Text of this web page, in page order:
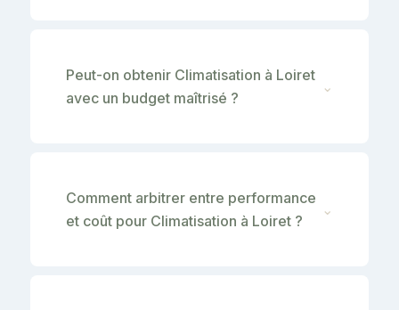
Peut-on obtenir Climatisation à Loiret
avec un budget maîtrisé ?
⌄
Comment arbitrer entre performance
et coût pour Climatisation à Loiret ?
⌄